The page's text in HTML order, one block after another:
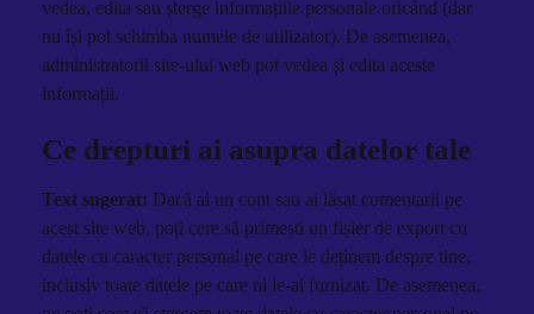
vedea, edita sau șterge informațiile personale oricând (dar
nu își pot schimba numele de utilizator). De asemenea,
administratorii site-ului web pot vedea și edita aceste
informații.
Ce drepturi ai asupra datelor tale
Text sugerat: Dacă ai un cont sau ai lăsat comentarii pe
acest site web, poți cere să primești un fișier de export cu
datele cu caracter personal pe care le deținem despre tine,
inclusiv toate datele pe care ni le-ai furnizat. De asemenea,